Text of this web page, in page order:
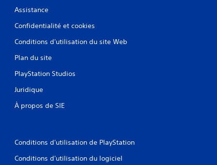
Assistance
Confidentialité et cookies
Conditions d'utilisation du site Web
Plan du site
PlayStation Studios
Juridique
À propos de SIE
Conditions d'utilisation de PlayStation
Conditions d'utilisation du logiciel